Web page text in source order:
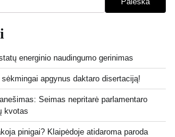
energinio naudingumo gerinimas
apgynus daktaro disertaciją!
Seimas nepritarė parlamentaro
kvotas
pinigai? Klaipėdoje atidaroma paroda